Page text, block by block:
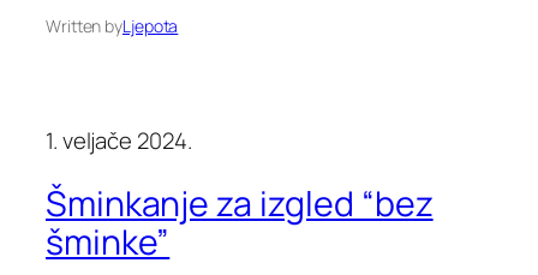
Written byLjepota
1. veljače 2024.
Šminkanje za izgled “bez
šminke”